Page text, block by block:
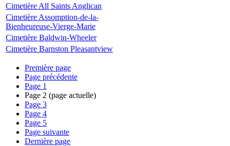
Cimetière All Saints Anglican
Cimetière Assomption-de-la-
Bienheureuse-Vierge-Marie
Cimetière Baldwin-Wheeler
Cimetière Barnston Pleasantview
Première page
Page précédente
Page 1
Page 2 (page actuelle)
Page 3
Page 4
Page 5
Page suivante
Dernière page